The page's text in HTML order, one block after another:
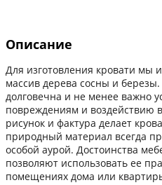
Описание
Для изготовления кровати мы
массив дерева сосны и
долговечна и не менее важно
повреждениям и воздействию
рисунок и фактура делает
природный материал всегда
особой аурой. Достоинства
позволяют использовать ее
помещениях дома или